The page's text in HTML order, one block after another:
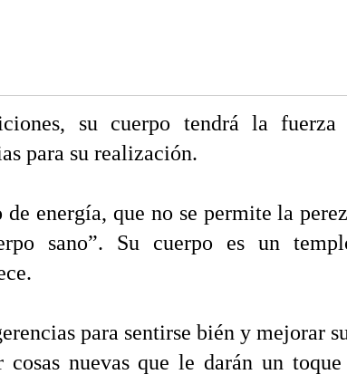
su cuerpo tendrá la fuerza
para su realización.
energía, que no se permite la
sano”. Su cuerpo es un
para sentirse bién y mejorar
nuevas que le darán un